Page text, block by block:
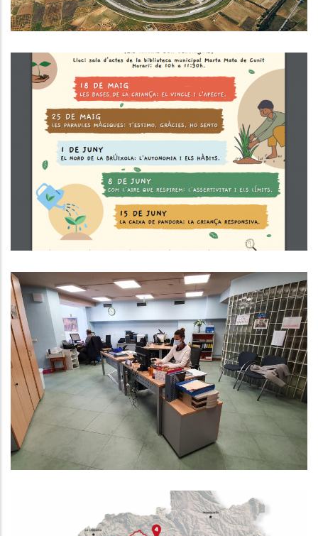
CICLE DE XERRADES "5
PINZELLADES PER COMPARTIR I
REPENSAR L'INICI DE LA CRIANÇA".
S. socials
BALANÇ DEL CONVENI AMB LA
DIPUTACIÓ DE TARRAGONA PER LA
PRESTACIÓ DE SERVEIS
Altres